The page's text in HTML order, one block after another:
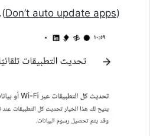
(
Don’t auto update apps
).